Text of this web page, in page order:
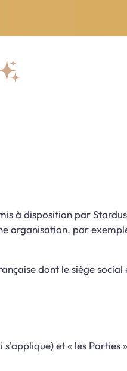
à disposition par
organisation, par
dont le siège social
et « les Parties